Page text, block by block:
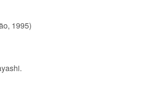
1995)